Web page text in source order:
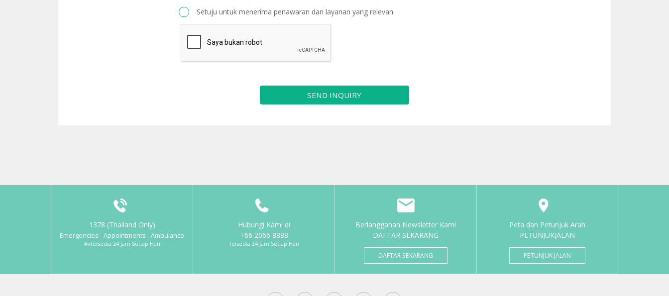
Setuju untuk menerima penawaran dan layanan yang relevan
SEND INQUIRY
1378 (Thailand Only)
Emergencies - Appointments - Ambulance
AvTersedia 24 Jam Setiap Hari
Hubungi Kami di
+66 2066 8888
Tersedia 24 Jam Setiap Hari
Berlangganan Newsletter Kami
DAFTAR SEKARANG
DAFTAR SEKARANG
Peta dan Petunjuk Arah
PETUNJUKJALAN
PETUNJUK JALAN